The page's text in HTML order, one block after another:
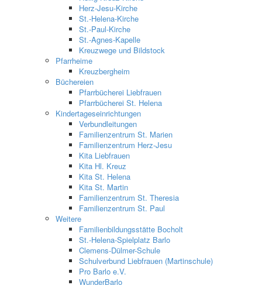
Herz-Jesu-Kirche
St.-Helena-Kirche
St.-Paul-Kirche
St.-Agnes-Kapelle
Kreuzwege und Bildstock
Pfarrheime
Kreuzbergheim
Büchereien
Pfarrbücherei Liebfrauen
Pfarrbücherei St. Helena
Kindertageseinrichtungen
Verbundleitungen
Familienzentrum St. Marien
Familienzentrum Herz-Jesu
Kita Liebfrauen
Kita Hl. Kreuz
Kita St. Helena
Kita St. Martin
Familienzentrum St. Theresia
Familienzentrum St. Paul
Weitere
Familienbildungsstätte Bocholt
St.-Helena-Spielplatz Barlo
Clemens-Dülmer-Schule
Schulverbund Liebfrauen (Martinschule)
Pro Barlo e.V.
WunderBarlo